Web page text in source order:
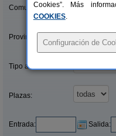
Comunidades:
Provincias/Islas:
Tipo alquiler:
Plazas:
Entrada: Salida:
Cookies”. Más
COOKIES.